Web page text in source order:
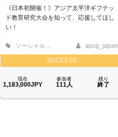
《日本初開催！》アジア太平洋ギフテッ
ド教育研究大会を知って、応援してほし
い！
ソーシャルグッド apcg_japan
SUCCESS
現在
1,183,000JPY
参加者
111人
残り
終了